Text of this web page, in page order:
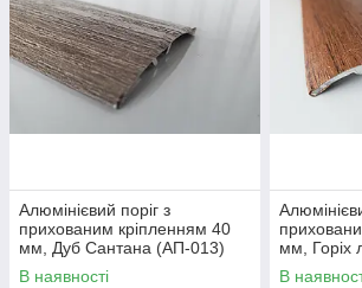
Алюмінієвий поріг з
прихованим кріпленням 40
мм, Дуб Сантана (АП-013)
В наявності
мм, Горіх
В